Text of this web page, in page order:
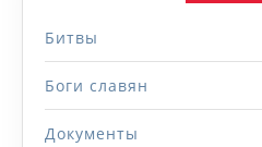
Битвы
Боги славян
Документы